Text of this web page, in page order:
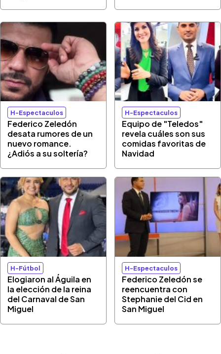
H-Espectaculos
Federico Zeledón
desata rumores de un
nuevo romance.
¿Adiós a su soltería?
H-Espectaculos
Equipo de "Teledos"
revela cuáles son sus
comidas favoritas de
Navidad
H-Fútbol
Elogiaron al Águila en
la elección de la reina
del Carnaval de San
Miguel
H-Espectaculos
Federico Zeledón se
reencuentra con
Stephanie del Cid en
San Miguel